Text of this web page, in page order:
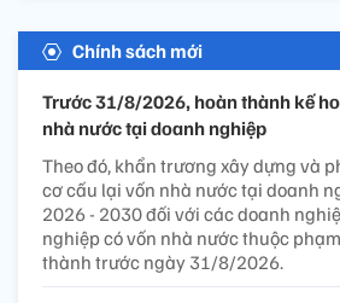
Chính sách mới
Trước 31/8/2026, hoàn thành kế
nhà nước tại doanh nghiệp
Theo đó, khẩn trương xây dựng và
cơ cấu lại vốn nhà nước tại doanh
2026 - 2030 đối với các doanh
nghiệp có vốn nhà nước thuộc
thành trước ngày 31/8/2026.